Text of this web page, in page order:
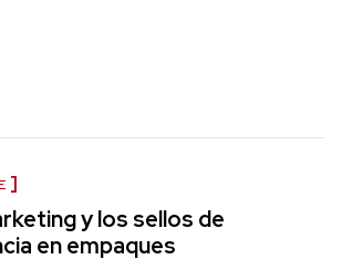
y los sellos de
en empaques